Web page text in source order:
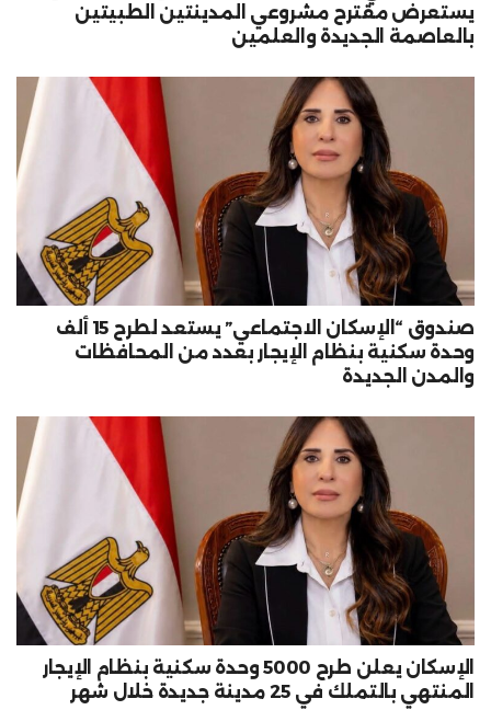
يستعرض مقترح مشروعي المدينتين الطبيتين
بالعاصمة الجديدة والعلمين
صندوق “الإسكان الاجتماعي” يستعد لطرح 15 ألف
وحدة سكنية بنظام الإيجار بعدد من المحافظات
والمدن الجديدة
الإسكان يعلن طرح 5000 وحدة سكنية بنظام الإيجار
المنتهي بالتملك في 25 مدينة جديدة خلال شهر